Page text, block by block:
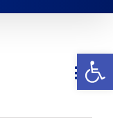
Nap